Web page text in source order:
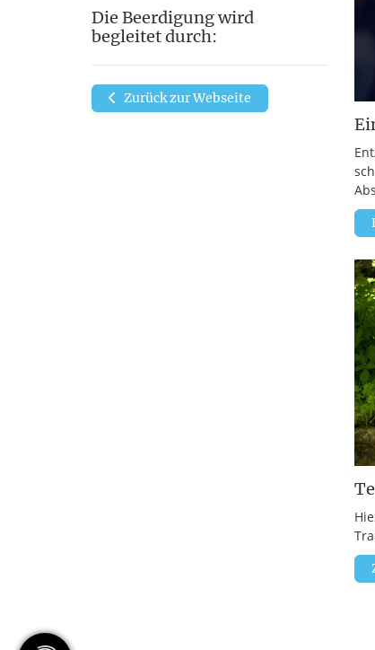
Die Beerdigung wird
begleitet durch:
Zurück zur Webseite